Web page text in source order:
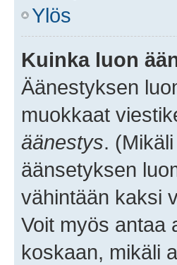
Ylös
Kuinka luon
Äänestyksen
muokkaat
äänestys.
äänsetyksen
vähintään kaksi
Voit myös antaa
koskaan, mikäli